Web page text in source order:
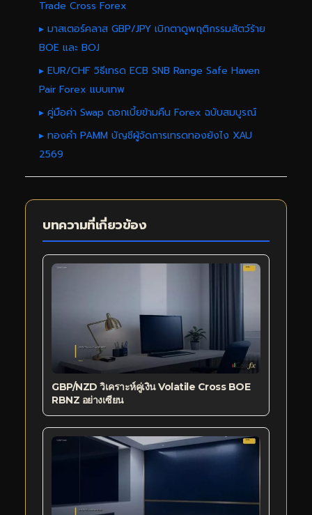
Trade Cross Forex
▸ มาสเตอร์คลาส GBP/JPY เบิกตาดูพฤติกรรมสัตว์ร้าย
BOE และ BOJ
▸ EUR/CHF วิธีเทรด ECB SNB Range Safe Haven
Pair Forex แบบเทพ
▸ คู่มือค่า Swap ดอกเบี้ยข้ามคืน Forex ฉบับสมบูรณ์
▸ ทองคำ PAMM บัญชีผู้จัดการเทรดทองยังไง XAU
2569
บทความที่เกี่ยวข้อง
GBP/NZD วิเคราะห์คู่เงิน Volatile Cross BOE
RBNZ อย่างเซียน